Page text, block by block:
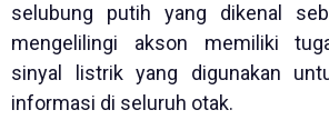
selubung putih yang dikenal
mengelilingi akson memiliki
sinyal listrik yang digunakan
informasi di seluruh otak.